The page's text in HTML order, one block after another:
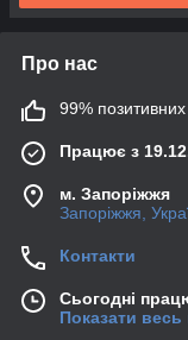
Про нас
99% позитивних
Працює з
м. Запоріжжя
Запоріжжя,
Контакти
Сьогодні
Показати весь